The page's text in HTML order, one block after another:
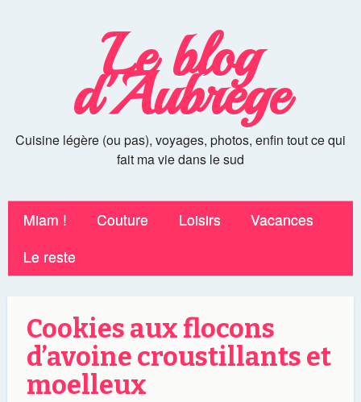
Le blog
d'Aubrege
Cuisine légère (ou pas), voyages, photos, enfin tout ce qui
fait ma vie dans le sud
Miam ! Couture Loisirs
Vacances
Le reste
Cookies aux flocons
d’avoine croustillants et
moelleux